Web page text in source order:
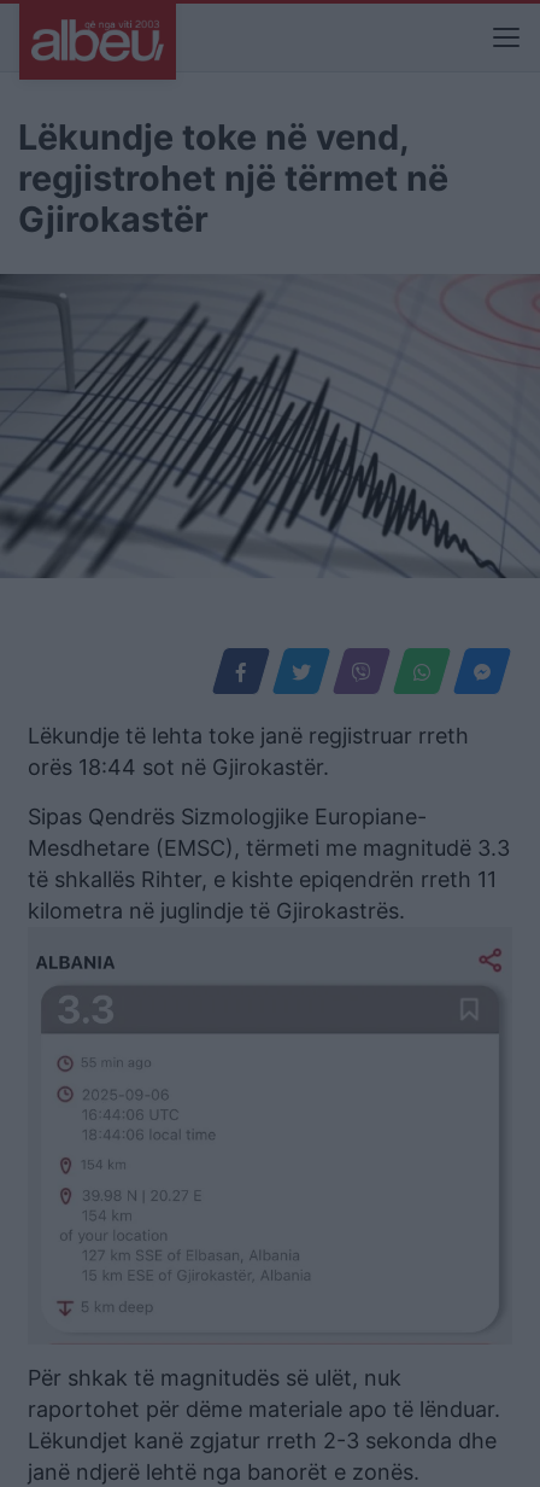
Lëkundje toke në vend,
regjistrohet një tërmet në
Gjirokastër
Lëkundje të lehta toke janë regjistruar rreth
orës 18:44 sot në Gjirokastër.
Sipas Qendrës Sizmologjike Europiane-
Mesdhetare (EMSC), tërmeti me magnitudë 3.3
të shkallës Rihter, e kishte epiqendrën rreth 11
kilometra në juglindje të Gjirokastrës.
Për shkak të magnitudës së ulët, nuk
raportohet për dëme materiale apo të lënduar.
Lëkundjet kanë zgjatur rreth 2-3 sekonda dhe
janë ndjerë lehtë nga banorët e zonës.